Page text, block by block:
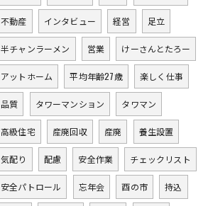
不動産 インタビュー 経営 足立
半チャンラーメン 営業 けーさんとたろー
アットホーム 平均年齢27歳 楽しく仕事
品質 タワーマンション タワマン
高級住宅 産廃回収 産廃 養生設置
気配り 配慮 安全作業 チェックリスト
安全パトロール 忘年会 酉の市 持込